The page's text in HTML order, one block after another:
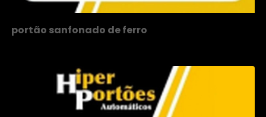
portão sanfonado de ferro